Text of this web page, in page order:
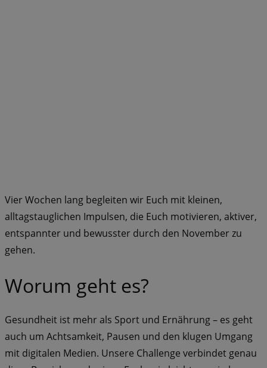
Vier Wochen lang begleiten wir Euch mit kleinen,
alltagstauglichen Impulsen, die Euch motivieren, aktiver,
entspannter und bewusster durch den November zu
gehen.
Worum geht es?
Gesundheit ist mehr als Sport und Ernährung – es geht
auch um Achtsamkeit, Pausen und den klugen Umgang
mit digitalen Medien. Unsere Challenge verbindet genau